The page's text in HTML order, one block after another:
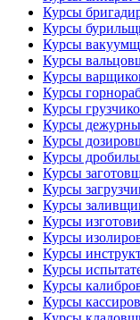
Курсы
Курсы
Курсы
Курсы
Курсы
Курсы
Курсы
Курсы
Курсы
Курсы
Курсы
Курсы
Курсы
Курсы
Курсы
Курсы
Курсы
Курсы
Курсы кассиров